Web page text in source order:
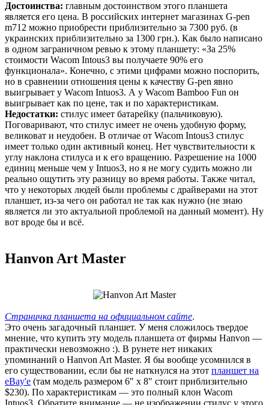
Достоинства: главным достоинством этого планшета
является его цена. В российских интернет магазинах G-pen
m712 можно приобрести приблизительно за 7300 руб. (в
украинских приблизительно за 1300 грн.). Как было написано
в одном заграничном ревью к этому планшету: «За 25%
стоимости Wacom Intous3 вы получаете 90% его
функционала». Конечно, с этими цифрами можно поспорить,
но в сравнении отношения цены к качеству G-pen явно
выигрывает у Wacom Intuos3. А у Wacom Bamboo Fun он
выигрывает как по цене, так и по характеристикам.
Недостатки: стилус имеет батарейку (пальчиковую).
Поговаривают, что стилус имеет не очень удобную форму,
великоват и неудобен. В отличае от Wacom Intous3 стилус
имеет только один активный конец. Нет чувствительности к
углу наклона стилуса и к его вращению. Разрешение на 1000
единиц меньше чем у Intuos3, но я не могу судить можно ли
реально ощутить эту разницу во время работы. Также читал,
что у некоторых людей были проблемы с драйверами на этот
планшет, из-за чего он работал не так как нужно (не знаю
является ли это актуальной проблемой на данный момент). Ну
вот вроде бы и всё.
Hanvon Art Master
Страничка планшета на официальном сайте.
Это очень загадочный планшет. У меня сложилось твердое
мнение, что купить эту модель планшета от фирмы Hanvon —
практически невозможно :). В рунете нет никаких
упоминаний о Hanvon Art Master. Я бы вообще усомнился в
его существовании, если бы не наткнулся на этот планшет на
eBay'е (там модель размером 6" x 8" стоит приблизительно
$230). По характеристикам — это полный клон Wacom
Intuos3. Обратите внимание — не изображении стилус у этого